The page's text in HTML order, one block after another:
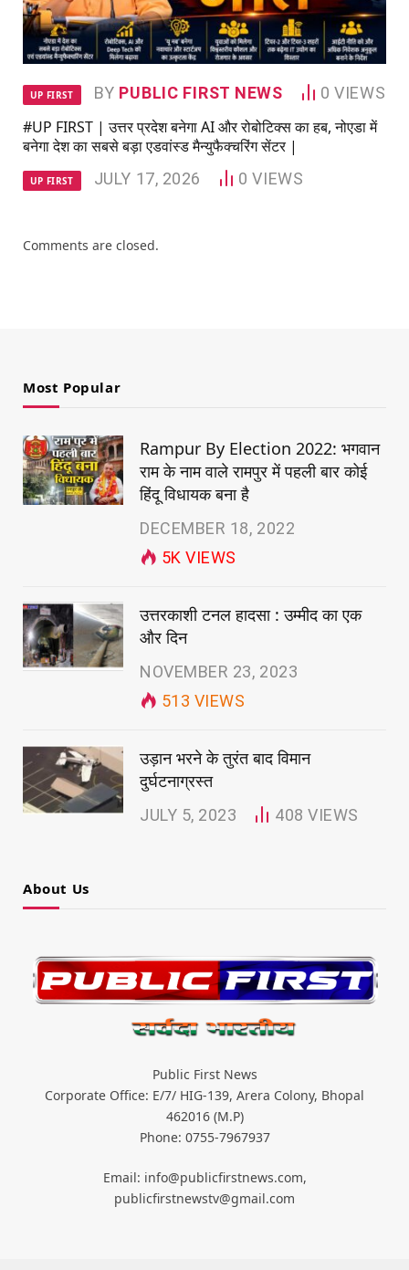
UP FIRST BY PUBLIC FIRST NEWS 0VIEWS
#UP FIRST | उत्तर प्रदेश बनेगा AI और रोबोटिक्स का हब, नोएडा में
बनेगा देश का सबसे बड़ा एडवांस्ड मैन्युफैक्चरिंग सेंटर |
UP FIRST JULY 17, 2026 0VIEWS
Comments are closed.
Most Popular
Rampur By Election 2022: भगवान
राम के नाम वाले रामपुर में पहली बार कोई
हिंदू विधायक बना है
DECEMBER 18, 2022
5KVIEWS
उत्तरकाशी टनल हादसा : उम्मीद का एक
और दिन
NOVEMBER 23, 2023
513 VIEWS
उड़ान भरने के तुरंत बाद विमान
दुर्घटनाग्रस्त
JULY 5, 2023 408VIEWS
About Us
Public First News
Corporate Office: E/7/ HIG-139, Arera Colony, Bhopal
462016 (M.P)
Phone: 0755-7967937
Email: info@publicfirstnews.com,
publicfirstnewstv@gmail.com